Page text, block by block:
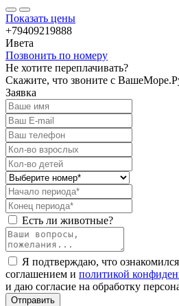
Показать цены
+79409219888
Ивета
Позвонить по номеру
Не хотите переплачивать?
Скажите, что звоните с
Заявка
Есть ли животные?
Я подтверждаю, что
соглашением и политикой
и даю согласие на обработку
Отправить